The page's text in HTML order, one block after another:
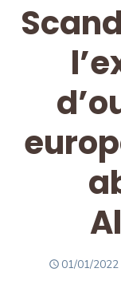
POSTED
01/01/2022